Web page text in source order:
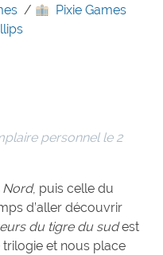
/
Pixie Games
personnel le 2
Nord, puis celle du
d’aller découvrir
du tigre du sudest
et nous place